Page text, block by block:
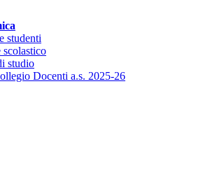
studenti
scolastico
studio
Docenti a.s. 2025-26